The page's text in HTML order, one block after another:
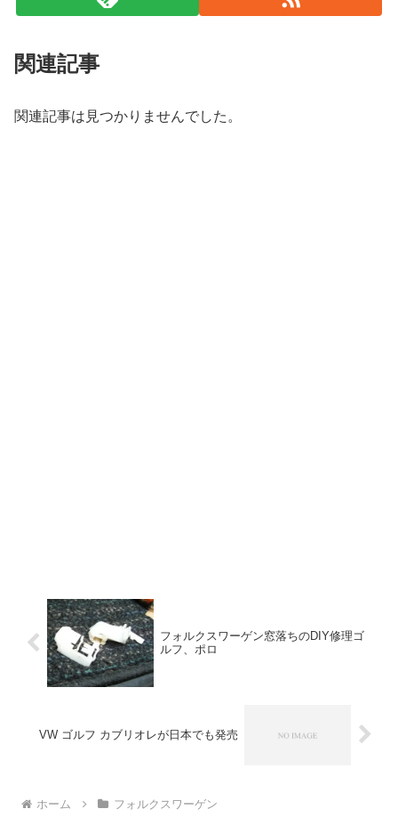
関連記事
関連記事は見つかりませんでした。
フォルクスワーゲン窓落ちのDIY修理ゴ
ルフ、ポロ
VW ゴルフ カブリオレが日本でも発売
ホーム フォルクスワーゲン